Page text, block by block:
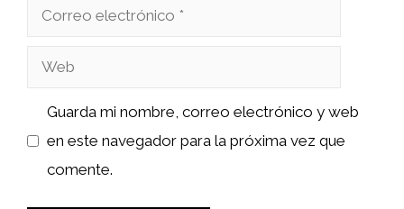
Correo
Web
Guarda mi nombre, correo electrónico y web
en este navegador para la próxima vez que
comente.